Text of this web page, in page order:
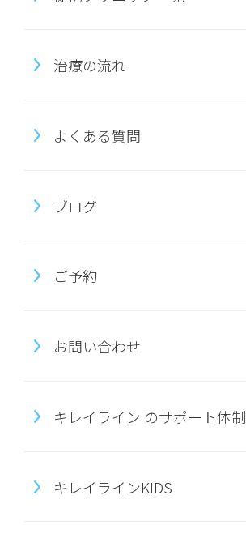
治療の流れ
よくある質問
ブログ
ご予約
お問い合わせ
キレイライン のサポート体制
キレイラインKIDS